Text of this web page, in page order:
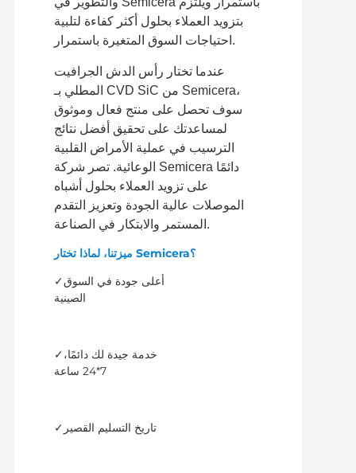
بتزويد العملاء بحلول أكثر كفاءة لتلبية
احتياجات السوق المتغيرة باستمرار.
عندما تختار رأس الدش الجرافيت
المطلي بـ CVD SiC من Semicera،
سوف تحصل على منتج فعال وموثوق
لمساعدتك على تحقيق أفضل نتائج
الترسيب في عملية الأمراض القلبية
الوعائية. تصر شركة Semicera دائمًا
على تزويد العملاء بحلول أشباه
الموصلات عالية الجودة وتعزيز التقدم
المستمر والابتكار في الصناعة.
ميزتنا، لماذا تختار Semicera؟
✓أعلى جودة في السوق
✓خدمة جيدة لك دائمًا،
7*24 ساعة
✓تاريخ التسليم القصير